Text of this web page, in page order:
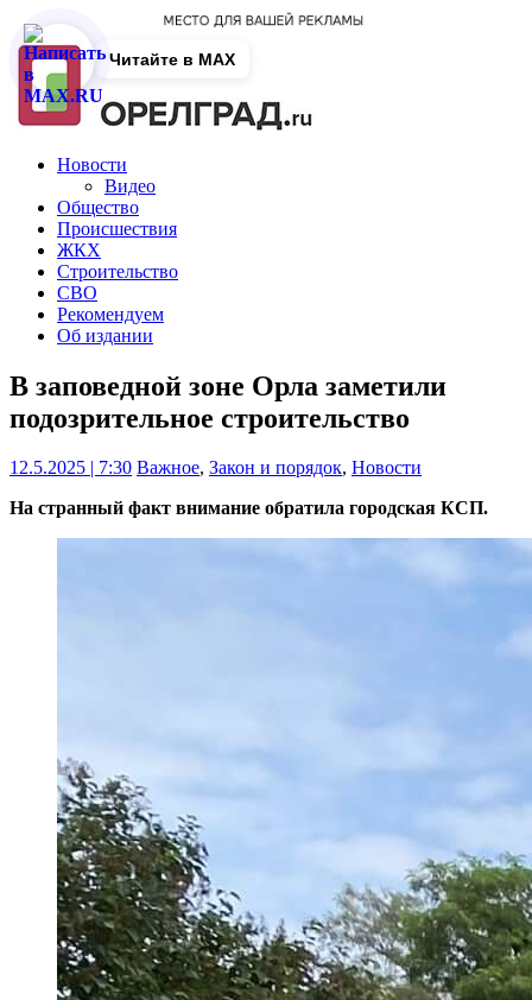
Новости
Видео
Общество
Происшествия
ЖКХ
Строительство
СВО
Рекомендуем
Об издании
В заповедной зоне Орла заметили
подозрительное строительство
12.5.2025 | 7:30 Важное, Закон и порядок, Новости
На странный факт внимание обратила городская КСП.
Читайте в MAX